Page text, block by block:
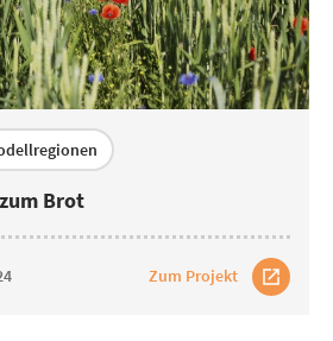
Brot
Zum Projekt